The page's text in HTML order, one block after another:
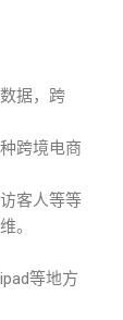
据，跨
跨境电商
客人等等
。
等地方